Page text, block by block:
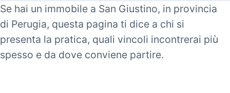
Se hai un immobile a San Giustino, in provincia
di Perugia, questa pagina ti dice a chi si
presenta la pratica, quali vincoli incontrerai più
spesso e da dove conviene partire.